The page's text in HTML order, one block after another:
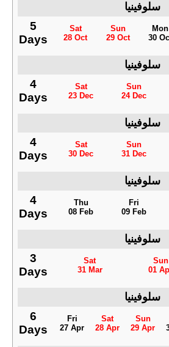
سلوفينيا
5
Days
Sat
28 Oct
Sun
29 Oct
Mon
30
سلوفينيا
4
Days
Sat
23 Dec
Sun
24 Dec
سلوفينيا
4
Days
Sat
30 Dec
Sun
31 Dec
سلوفينيا
4
Days
Thu
08 Feb
Fri
09 Feb
سلوفينيا
3
Days
Sat
31 Mar
Sun
01
سلوفينيا
6
Days
Fri
27 Apr
Sat
28 Apr
Sun
29 Apr